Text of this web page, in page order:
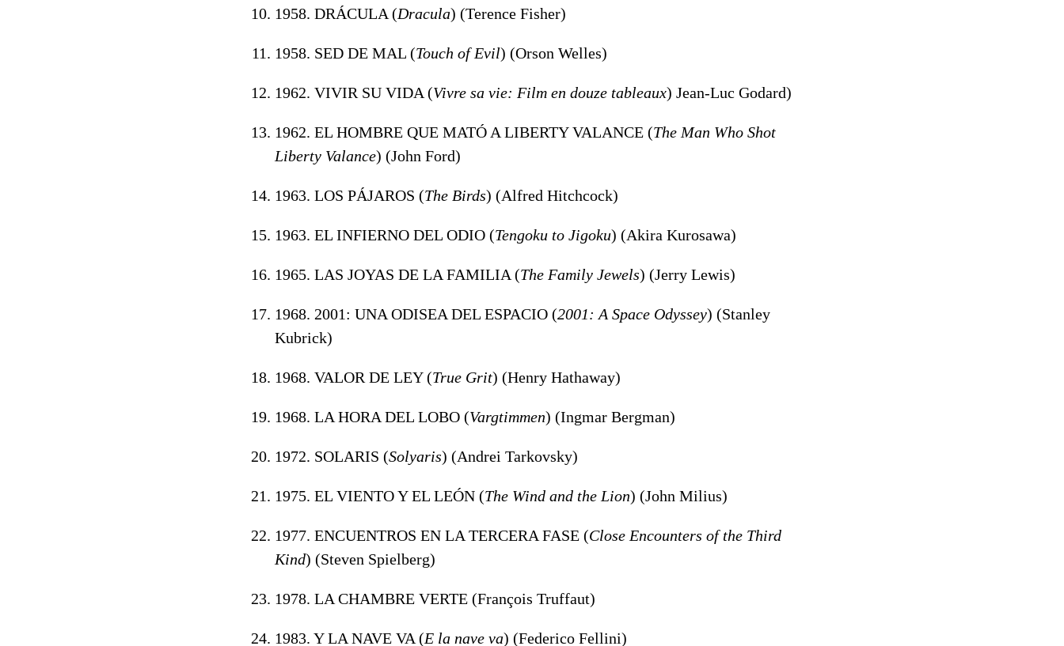
1958. DRÁCULA (Dracula) (Terence Fisher)
1958. SED DE MAL (Touch of Evil) (Orson Welles)
1962. VIVIR SU VIDA (Vivre sa vie: Film en douze tableaux) Jean-Luc Godard)
1962. EL HOMBRE QUE MATÓ A LIBERTY VALANCE (The Man Who Shot
Liberty Valance) (John Ford)
1963. LOS PÁJAROS (The Birds) (Alfred Hitchcock)
1963. EL INFIERNO DEL ODIO (Tengoku to Jigoku) (Akira Kurosawa)
1965. LAS JOYAS DE LA FAMILIA (The Family Jewels) (Jerry Lewis)
1968. 2001: UNA ODISEA DEL ESPACIO (2001: A Space Odyssey) (Stanley
Kubrick)
1968. VALOR DE LEY (True Grit) (Henry Hathaway)
1968. LA HORA DEL LOBO (Vargtimmen) (Ingmar Bergman)
1972. SOLARIS (Solyaris) (Andrei Tarkovsky)
1975. EL VIENTO Y EL LEÓN (The Wind and the Lion) (John Milius)
1977. ENCUENTROS EN LA TERCERA FASE (Close Encounters of the Third
Kind) (Steven Spielberg)
1978. LA CHAMBRE VERTE (François Truffaut)
1983. Y LA NAVE VA (E la nave va) (Federico Fellini)